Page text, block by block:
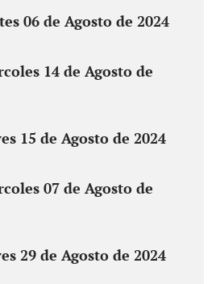
06 de Agosto de 2024
14 de Agosto de
15 de Agosto de 2024
07 de Agosto de
29 de Agosto de 2024